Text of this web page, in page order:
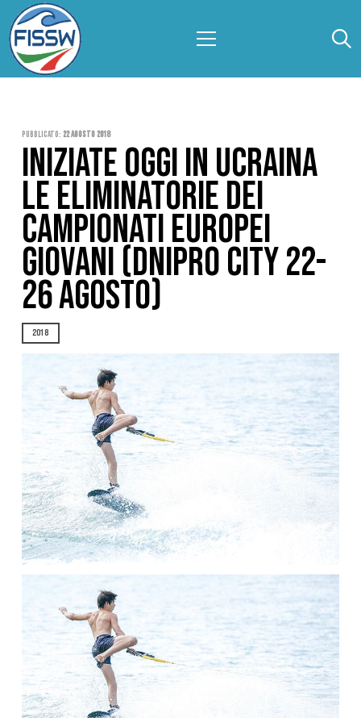
Pubblicato: 22 Agosto 2018
INIZIATE OGGI IN UCRAINA
LE ELIMINATORIE DEI
CAMPIONATI EUROPEI
GIOVANI (DNIPRO CITY 22-
26 AGOSTO)
2018